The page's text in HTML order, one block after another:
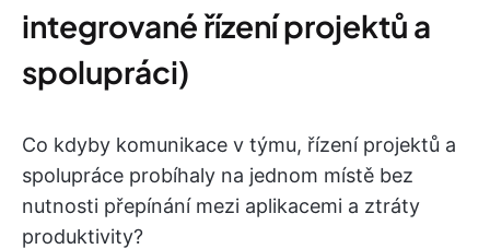
integrované řízení projektů a
spolupráci)
Co kdyby komunikace v týmu, řízení projektů a
spolupráce probíhaly na jednom místě bez
nutnosti přepínání mezi aplikacemi a ztráty
produktivity?